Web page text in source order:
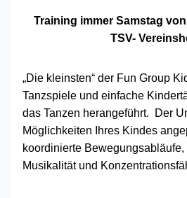
Training immer Samstag
TSV-
„Die kleinsten“ der Fun Group
Tanzspiele und einfache
das Tanzen herangeführt. Der
Möglichkeiten Ihres Kindes
koordinierte
Musikalität und